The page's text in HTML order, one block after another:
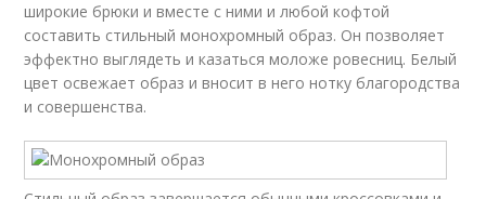
широкие брюки и вместе с ними и любой кофтой
составить стильный монохромный образ. Он позволяет
эффектно выглядеть и казаться моложе ровесниц. Белый
цвет освежает образ и вносит в него нотку благородства
и совершенства.